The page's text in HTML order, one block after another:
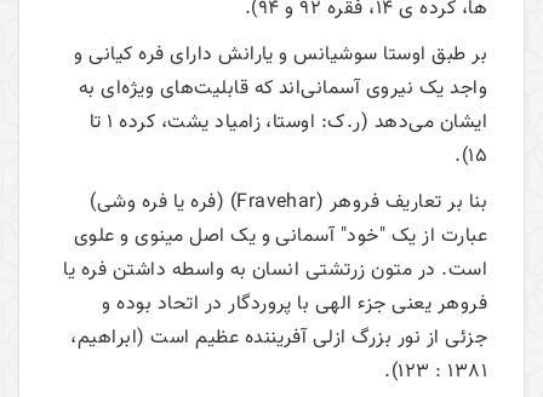
ها، کرده ی 14، فقره 92 و 94).
بر طبق اوستا سوشیانس و یارانش دارای فره کیانی و
واجد یک نیروی آسمانی‌اند که قابلیت‌های ویژه‌ای به
ایشان می‌دهد (ر.ک: اوستا، زامیاد یشت، کرده 1 تا
15).
بنا بر تعاریف فروهر (Fravehar) (فره یا فره وشی)
عبارت از یک "خود" آسمانی و یک اصل مینوی و علوی
است. در متون زرتشتی انسان به واسطه داشتن فره یا
فروهر یعنی جزء الهی با پروردگار در اتحاد بوده و
جزئی از نور بزرگ ازلی آفریننده عظیم است (ابراهیم،
1381 : 123).